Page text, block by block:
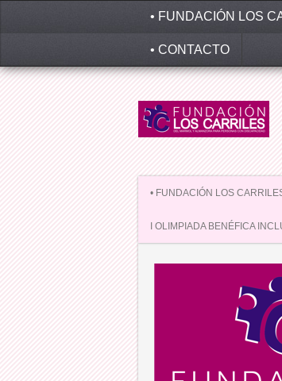
• FUNDACIÓN LOS
• CONTACTO
• FUNDACIÓN LOS
I OLIMPIADA BENÉFICA